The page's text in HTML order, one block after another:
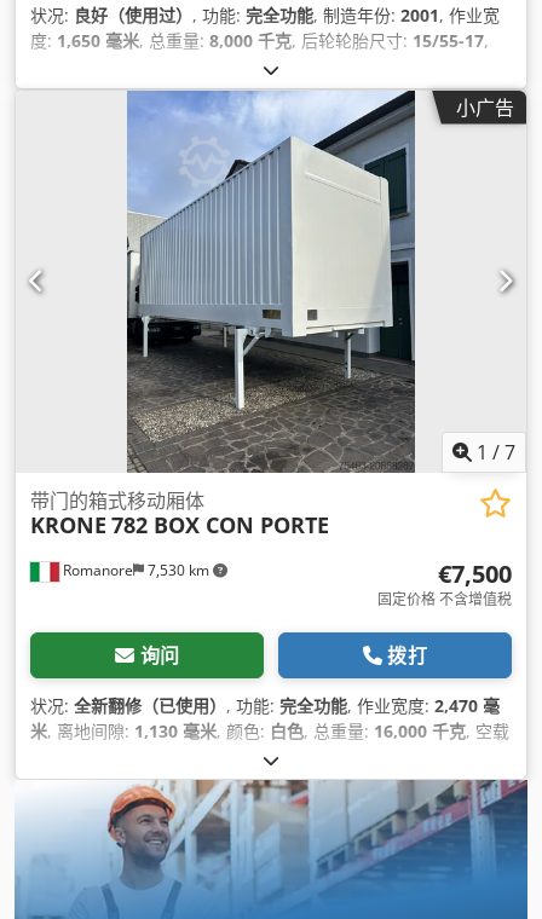
状况: 良好（使用过） , 功能: 完全功能, 制造年份: 2001, 作业宽
度: 1,650 毫米, 总重量: 8,000 千克, 后轮轮胎尺寸: 15/55-17,
小广告
1 /7
Romanore 7,530 km
带门的箱式移动厢体
KRONE 782 BOX CON PORTE
€7,500
固定价格 不含增值税
询问 拨打
状况: 全新翻修（已使用） , 功能: 完全功能, 作业宽度: 2,470 毫
米, 离地间隙: 1,130 毫米, 颜色: 白色, 总重量: 16,000 千克, 空载
, 最大载重重量:12,980 千克
立方米, 装载空间长度:7,700 毫米, 装载空间宽度:2,470 毫米,
货舱高度:2,700 毫米, 总高度:2,900 毫米 , 总长度:7,820 毫米,
2,550 毫米,